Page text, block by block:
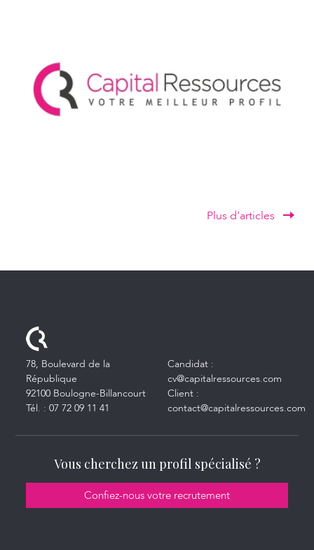
Plus d’articles
78, Boulevard de la
République
92100 Boulogne-Billancourt
Tél. :07 72 09 11 41
Candidat :
cv@capitalressources.com
Client :
contact@capitalressources.com
Vous cherchez un profil spécialisé ?
Confiez-nous votre recrutement